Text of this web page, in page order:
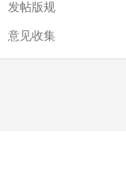
发帖版规
意见收集